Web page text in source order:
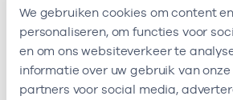
We gebruiken cookies om content
personaliseren, om functies voor
en om ons websiteverkeer te
informatie over uw gebruik van
partners voor social media,
Ik ben werkzaam bij de volgende
Ik heb een arbeidsrelatie met